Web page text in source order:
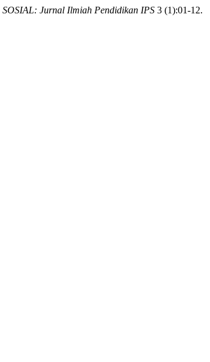
SOSIAL: Jurnal Ilmiah Pendidikan IPS 3 (1):01-12.